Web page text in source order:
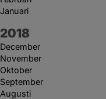
Januari
År:
2018
December
November
Oktober
September
Augusti